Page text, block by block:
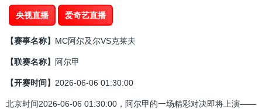
央视直播 爱奇艺直播
【赛事名称】 MC阿尔及尔VS克莱夫
【联赛名称】 阿尔甲
【开赛时间】 2026-06-06 01:30:00
北京时间2026-06-06 01:30:00，阿尔甲的一场精彩对决即将上演——